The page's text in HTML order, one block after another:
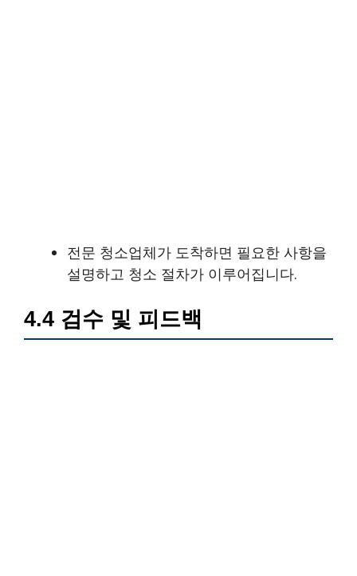
전문 청소업체가 도착하면 필요한 사항을
설명하고 청소 절차가 이루어집니다.
4.4 검수 및 피드백